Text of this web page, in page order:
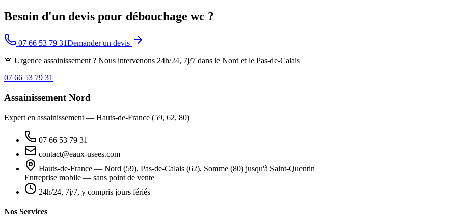
Besoin d'un devis pour débouchage wc ?
07 66 53 79 31Demander un devis
🚨 Urgence assainissement ? Nous intervenons 24h/24, 7j/7 dans le Nord et le Pas-de-Calais
07 66 53 79 31
Assainissement Nord
Expert en assainissement — Hauts-de-France (59, 62, 80)
07 66 53 79 31
contact@eaux-usees.com
Hauts-de-France — Nord (59), Pas-de-Calais (62), Somme (80) jusqu'à Saint-Quentin
Entreprise mobile — sans point de vente
24h/24, 7j/7, y compris jours fériés
Nos Services